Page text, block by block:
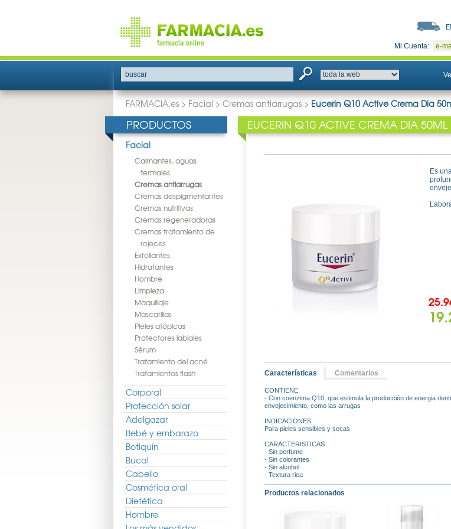
Mi Cuenta: e-
buscar
FARMACIA.es > Facial > Cremas antiarrugas > Eucerin Q10 Active Crema Dia
PRODUCTOS
Facial
Calmantes, aguas
termales
Cremas antiarrugas
Cremas despigmentantes
Cremas nutritivas
Cremas regeneradoras
Cremas tratamiento de
rojeces
Exfoliantes
Hidratantes
Hombre
Limpieza
Maquillaje
Mascarillas
Pieles atópicas
Protectores labiales
Sérum
Tratamiento del acné
Tratamientos flash
Corporal
Protección solar
Adelgazar
Bebé y embarazo
Botiquín
Bucal
Cabello
Cosmética oral
Dietética
Hombre
EUCERIN Q10 ACTIVE CREMA DIA 50ML
Es
Características Comentarios
CONTIENE
- Con coenzima Q10, que estimula la producción de energia
envejecimiento, como las arrugas
INDICACIONES
Para pieles sensibles y secas
CARACTERISTICAS
- Sin perfume
- Sin colorantes
- Sin alcohol
- Textura rica
Productos relacionados